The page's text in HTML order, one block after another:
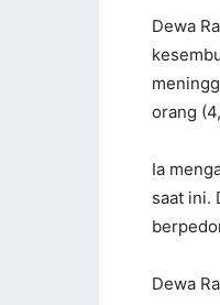
Dewa
orang
Ia
saat ini.
Dewa